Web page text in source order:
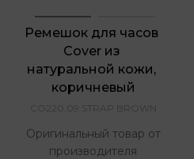
Ремешок для часов
Cover из
натуральной кожи,
коричневый
CO220.09 STRAP BROWN
Оригинальный товар от
производителя